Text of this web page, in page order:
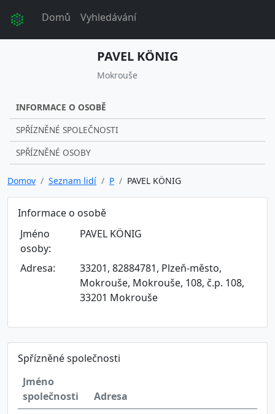
Domů Vyhledávání
PAVEL KÖNIG
Mokrouše
INFORMACE O OSOBĚ
SPŘÍZNĚNÉ SPOLEČNOSTI
SPŘÍZNĚNÉ OSOBY
Domov Seznam lidí P PAVEL KÖNIG
Informace o osobě
Jméno
osoby:
PAVEL KÖNIG
Adresa:
33201, 82884781, Plzeň-město,
Mokrouše, Mokrouše, 108, č.p. 108,
33201 Mokrouše
Spřízněné společnosti
Jméno
společnosti
Adresa